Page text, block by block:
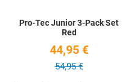
Pro-Tec Junior 3-Pack Set
Red
44,95 €
54,95 €